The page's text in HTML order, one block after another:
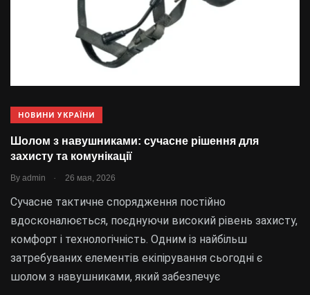
НОВИНИ УКРАЇНИ
Шолом з навушниками: сучасне рішення для
захисту та комунікації
By admin . 26 мая, 2026
Сучасне тактичне спорядження постійно
вдосконалюється, поєднуючи високий рівень захисту,
комфорт і технологічність. Одним із найбільш
затребуваних елементів екіпірування сьогодні є
шолом з навушниками, який забезпечує